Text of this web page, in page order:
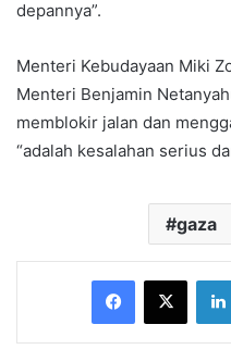
depannya”.
Menteri Kebudayaan Miki
Menteri Benjamin
memblokir jalan dan
“adalah kesalahan serius
gaza
Facebook
X